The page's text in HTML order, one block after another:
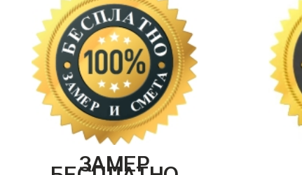
ЗАМЕР